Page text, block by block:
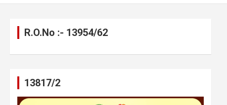
R.O.No :- 13954/62
13817/2